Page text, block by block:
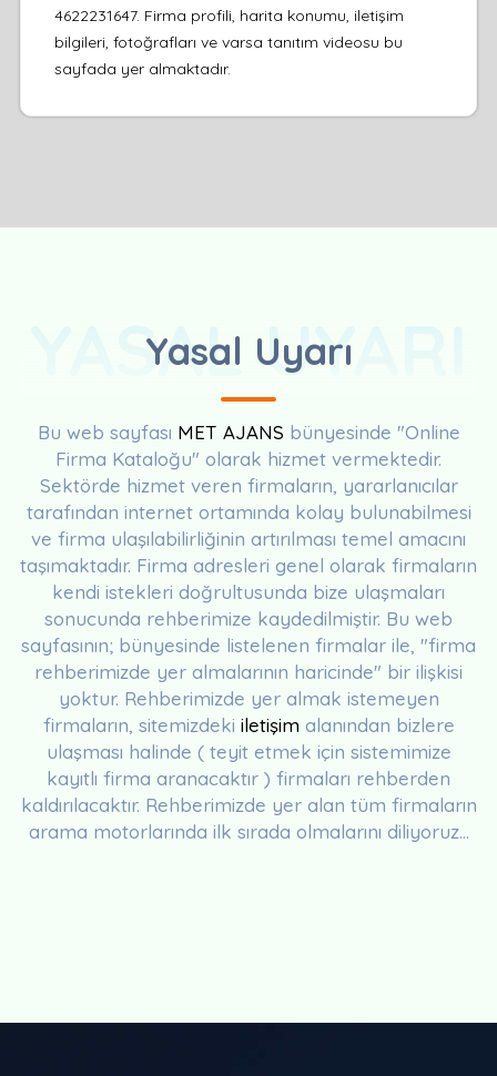
4622231647. Firma profili, harita konumu, iletişim
bilgileri, fotoğrafları ve varsa tanıtım videosu bu
sayfada yer almaktadır.
Yasal Uyarı
YASAL UYARI
Bu web sayfası MET AJANS bünyesinde "Online
Firma Kataloğu" olarak hizmet vermektedir.
Sektörde hizmet veren firmaların, yararlanıcılar
tarafından internet ortamında kolay bulunabilmesi
ve firma ulaşılabilirliğinin artırılması temel amacını
taşımaktadır. Firma adresleri genel olarak firmaların
kendi istekleri doğrultusunda bize ulaşmaları
sonucunda rehberimize kaydedilmiştir. Bu web
sayfasının; bünyesinde listelenen firmalar ile, "firma
rehberimizde yer almalarının haricinde" bir ilişkisi
yoktur. Rehberimizde yer almak istemeyen
firmaların, sitemizdeki iletişim alanından bizlere
ulaşması halinde ( teyit etmek için sistemimize
kayıtlı firma aranacaktır ) firmaları rehberden
kaldırılacaktır. Rehberimizde yer alan tüm firmaların
arama motorlarında ilk sırada olmalarını diliyoruz...